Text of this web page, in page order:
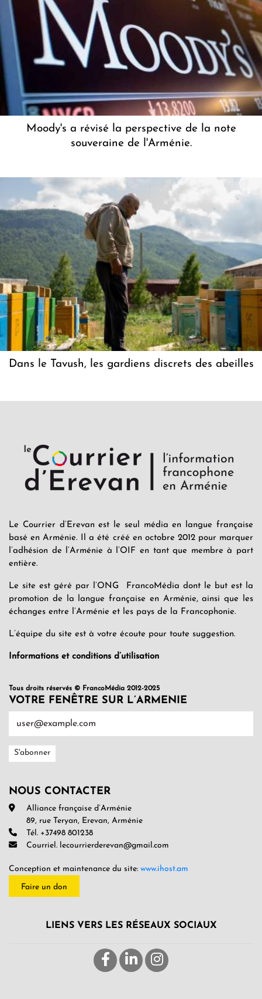
Moody's a révisé la perspective de la note
souveraine de l'Arménie.
Dans le Tavush, les gardiens discrets des abeilles
Le Courrier d’Erevan est le seul média en langue française
basé en Arménie. Il a été créé en octobre 2012 pour marquer
l’adhésion de l’Arménie à l’OIF en tant que membre à part
entière.
Le site est géré par l’ONG FrancoMédia dont le but est la
promotion de la langue française en Arménie, ainsi que les
échanges entre l’Arménie et les pays de la Francophonie.
L’équipe du site est à votre écoute pour toute suggestion.
Informations et conditions d’utilisation
Tous droits réservés © FrancoMédia 2012-2025
VOTRE FENÊTRE SUR L’ARMENIE
NOUS CONTACTER
Alliance française d’Arménie
89, rue Teryan, Erevan, Arménie
Tél. +37498 801238
Courriel. lecourrierderevan@gmail.com
Conception et maintenance du site: www.ihost.am
Faire un don
LIENS VERS LES RÉSEAUX SOCIAUX